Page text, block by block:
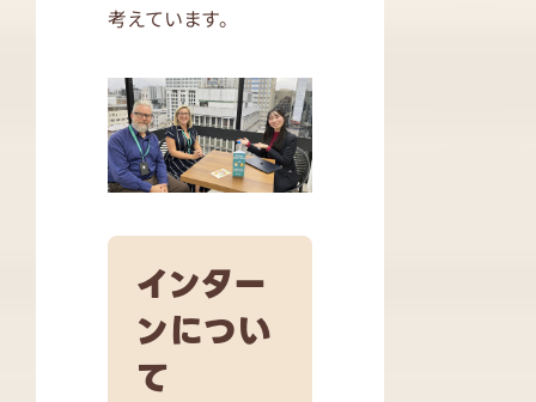
考えています。
インター
ンについ
て